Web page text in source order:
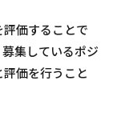
価することで
集しているポジ
価を行うこと